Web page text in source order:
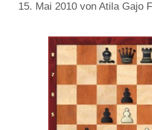
15. Mai 2010 von Atila Gajo